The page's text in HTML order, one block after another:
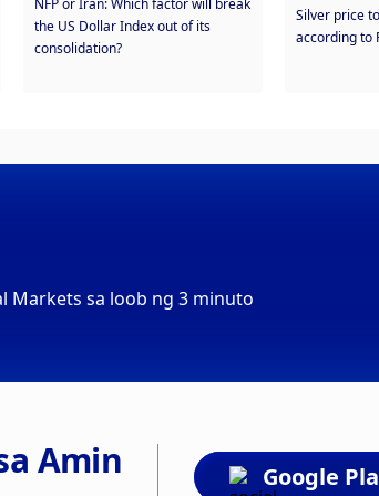
NFP or Iran: Which factor will break
the US Dollar Index out of its
consolidation?
Silver price
according to
Markets sa loob ng 3 minuto
Amin Google